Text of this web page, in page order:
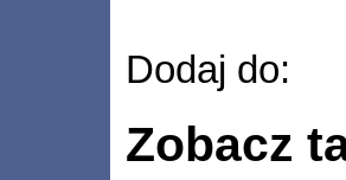
Dodaj do:
Zobacz